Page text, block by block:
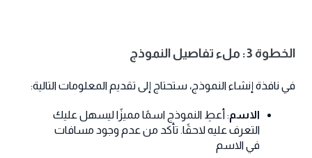
الخطوة 3: ملء تفاصيل النموذج
في نافذة إنشاء النموذج، ستحتاج إلى تقديم المعلومات التالية:
الاسم: أعطِ النموذج اسمًا مميزًا ليسهل عليك
التعرف عليه لاحقًا. تأكد من عدم وجود مسافات
في الاسم